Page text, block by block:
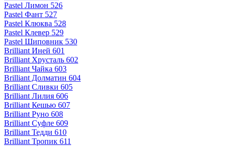
Pastel Лимон 526
Pastel Фант 527
Pastel Клюква 528
Pastel Клевер 529
Pastel Шиповник 530
Brilliant Иней 601
Brilliant Хрусталь 602
Brilliant Чайка 603
Brilliant Долматин 604
Brilliant Сливки 605
Brilliant Лилия 606
Brilliant Кешью 607
Brilliant Руно 608
Brilliant Суфле 609
Brilliant Тедди 610
Brilliant Тропик 611